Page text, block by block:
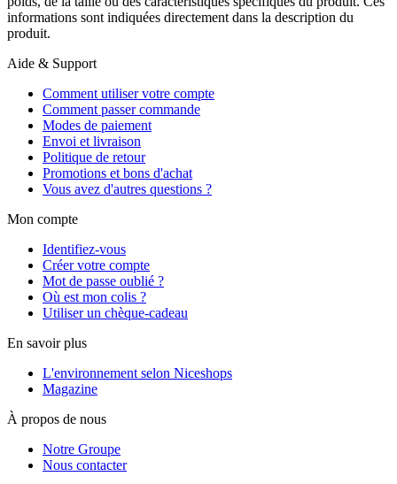
informations sont indiquées directement dans la description du
produit.
Aide & Support
Comment utiliser votre compte
Comment passer commande
Modes de paiement
Envoi et livraison
Politique de retour
Promotions et bons d'achat
Vous avez d'autres questions ?
Mon compte
Identifiez-vous
Créer votre compte
Mot de passe oublié ?
Où est mon colis ?
Utiliser un chèque-cadeau
En savoir plus
L'environnement selon Niceshops
Magazine
À propos de nous
Notre Groupe
Nous contacter